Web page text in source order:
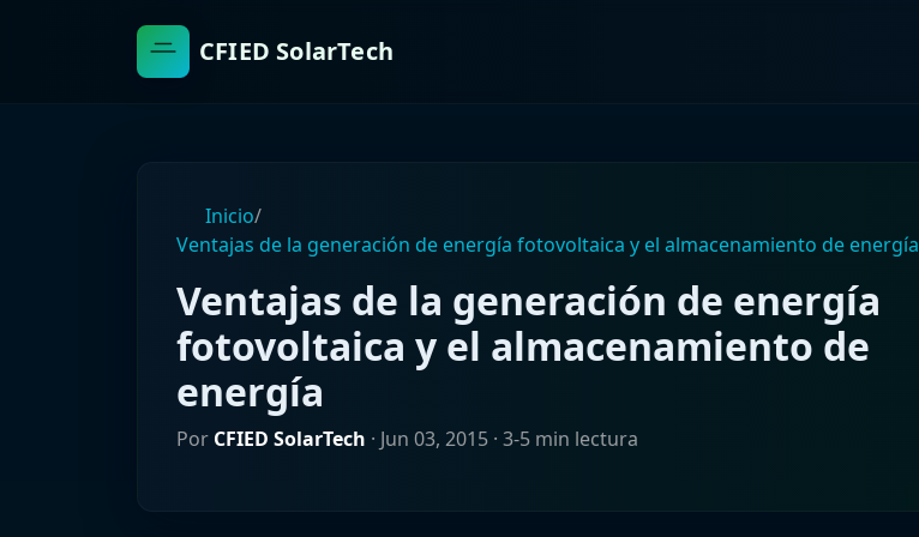
CFIED SolarTech
Inicio/
Ventajas de la generación de energía fotovoltaica y el almacenamiento de energía
Ventajas de la generación de energía
fotovoltaica y el almacenamiento de
energía
Por CFIED SolarTech · Jun 03, 2015 · 3-5 min lectura